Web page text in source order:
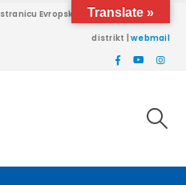
Evropskog univerziteta Brčko
distrikt |webmail
Translate »